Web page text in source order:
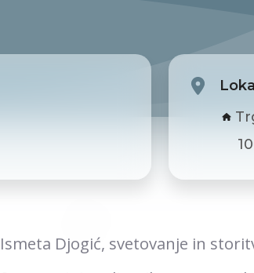
Ismeta Djogić, svetovanje in